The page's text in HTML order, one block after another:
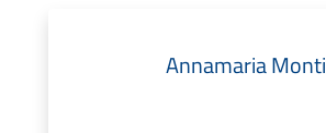
Annamaria Monti